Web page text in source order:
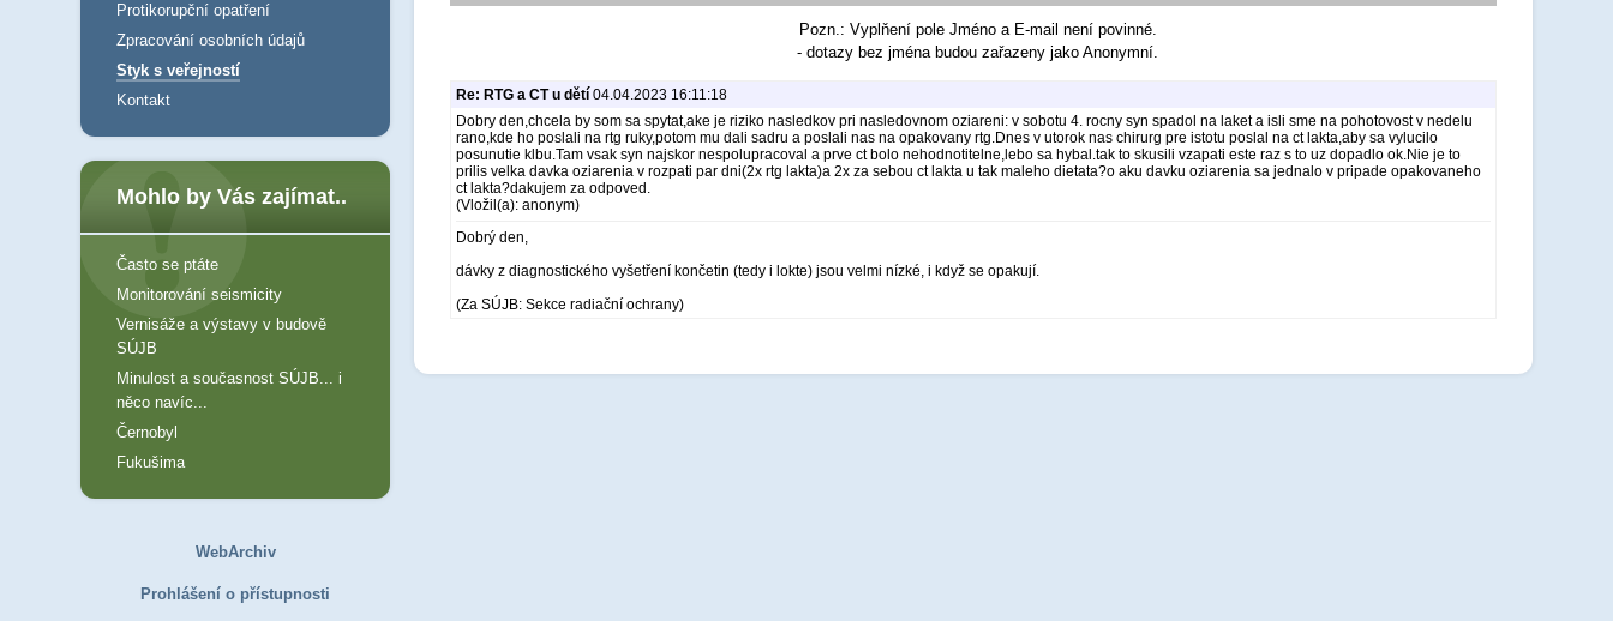
Pozn.: Vyplňení pole Jméno a E-mail není povinné.
- dotazy bez jména budou zařazeny jako Anonymní.
Re: RTG a CT u dětí 04.04.2023 16:11:18
Dobry den,chcela by som sa spytat,ake je riziko nasledkov pri nasledovnom oziareni: v sobotu 4. rocny syn spadol na laket a isli sme na pohotovost v nedelu
rano,kde ho poslali na rtg ruky,potom mu dali sadru a poslali nas na opakovany rtg.Dnes v utorok nas chirurg pre istotu poslal na ct lakta,aby sa vylucilo
posunutie klbu.Tam vsak syn najskor nespolupracoval a prve ct bolo nehodnotitelne,lebo sa hybal.tak to skusili vzapati este raz s to uz dopadlo ok.Nie je to
prilis velka davka oziarenia v rozpati par dni(2x rtg lakta)a 2x za sebou ct lakta u tak maleho dietata?o aku davku oziarenia sa jednalo v pripade opakovaneho
ct lakta?dakujem za odpoved.
(Vložil(a): anonym)
Dobrý den,
dávky z diagnostického vyšetření končetin (tedy i lokte) jsou velmi nízké, i když se opakují.
(Za SÚJB: Sekce radiační ochrany)
Protikorupční opatření
Zpracování osobních údajů
Styk s veřejností
Kontakt
Mohlo by Vás zajímat..
Často se ptáte
Monitorování seismicity
Vernisáže a výstavy v budově
SÚJB
Minulost a současnost SÚJB... i
něco navíc...
Černobyl
Fukušima
WebArchiv
Prohlášení o přístupnosti